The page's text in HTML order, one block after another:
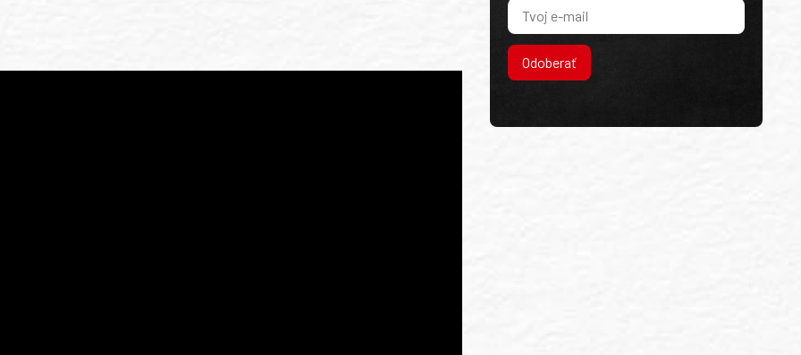
Odoberať